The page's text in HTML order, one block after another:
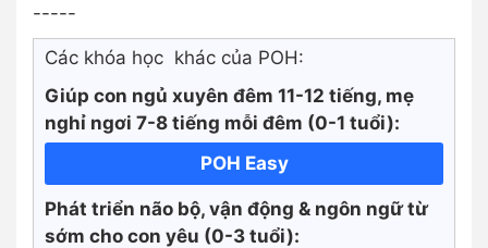
-----
Các khóa học khác của POH:
Giúp con ngủ xuyên đêm 11-12 tiếng, mẹ
nghỉ ngơi 7-8 tiếng mỗi đêm (0-1 tuổi):
POH Easy
Phát triển não bộ, vận động & ngôn ngữ từ
sớm cho con yêu (0-3 tuổi):